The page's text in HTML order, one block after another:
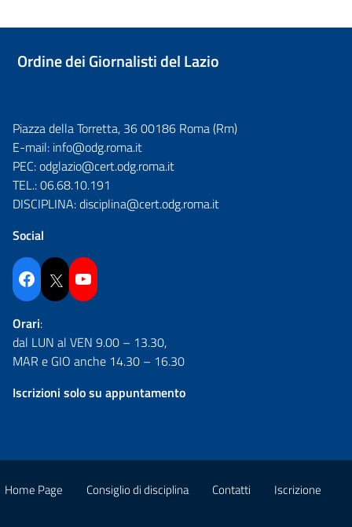
Ordine dei Giornalisti del Lazio
Piazza della Torretta, 36 00186 Roma (Rm)
E-mail: info@odg.roma.it
PEC:odglazio@cert.odg.roma.it
TEL.:06.68.10.191
DISCIPLINA:disciplina@cert.odg.roma.it
Social
Facebook Twitter YouTube
Orari:
dal LUN al VEN 9.00 – 13.30,
MAR e GIO anche 14.30 – 16.30
Iscrizioni solo su appuntamento
Home Page Consiglio di disciplina Contatti Iscrizione